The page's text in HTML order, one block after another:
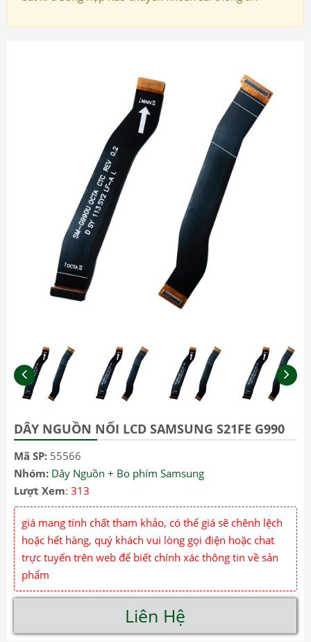
DÂY NGUỒN NỐI LCD SAMSUNG S21FE G990
Mã SP: 55566
Nhóm: Dây Nguồn + Bo phím Samsung
Lượt Xem: 313
giá mang tính chất tham khảo, có thể giá sẽ chênh lệch
hoặc hết hàng, quý khách vui lòng gọi điện hoặc chat
trực tuyến trên web để biết chính xác thông tin về sản
phẩm
Liên Hệ